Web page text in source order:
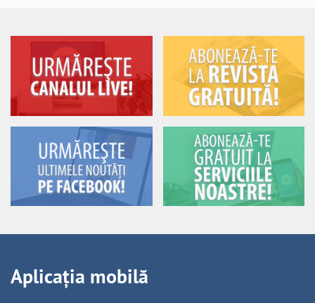
Aplicația mobilă